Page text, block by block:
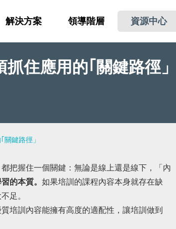
解決方案 領導階層 資源中心
抓住應用的｢關鍵路徑
鍵路徑」
把握住一個關鍵：無論是線上還是線下，「內
的本質。 如果培訓的課程內容本身就存在缺
足。
培訓內容能擁有高度的適配性，讓培訓做到